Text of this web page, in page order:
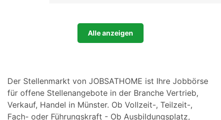
Alle anzeigen
Der Stellenmarkt von JOBSATHOME ist Ihre Jobbörse
für offene Stellenangebote in der Branche Vertrieb,
Verkauf, Handel in Münster. Ob Vollzeit-, Teilzeit-,
Fach- oder Führungskraft - Ob Ausbildungsplatz,